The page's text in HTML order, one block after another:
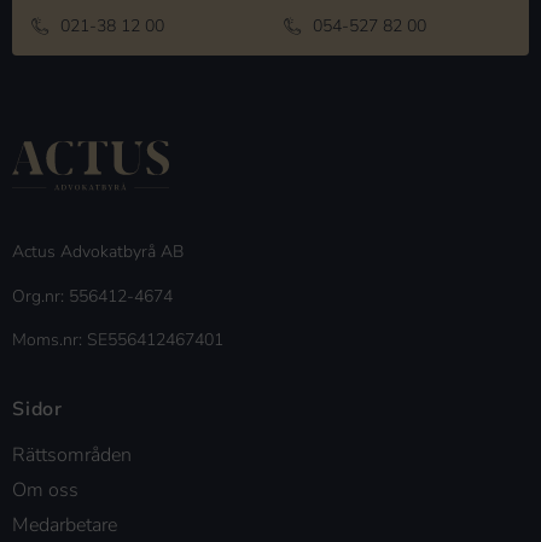
021-38 12 00
054-527 82 00
Actus Advokatbyrå AB
Org.nr: 556412-4674
Moms.nr: SE556412467401
Sidor
Rättsområden
Om oss
Medarbetare